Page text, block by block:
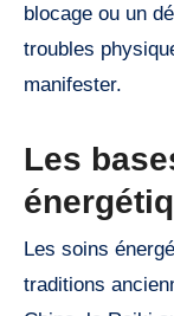
blocage ou un
troubles
manifester.
Les
Les soins
traditions